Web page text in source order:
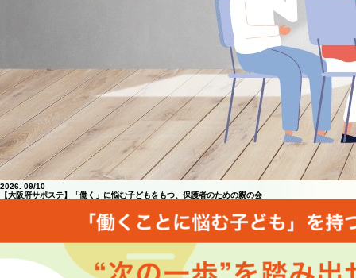
2026. 09/10
【大阪府サポステ】「働く」に悩む子どもをもつ、保護者のための親の会